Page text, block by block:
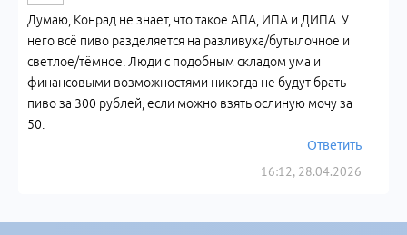
16:12, 28.04.2026
Думаю, Конрад не знает, что такое АПА, ИПА и ДИПА. У
него всё пиво разделяется на разливуха/бутылочное и
светлое/тёмное. Люди с подобным складом ума и
финансовыми возможностями никогда не будут брать
пиво за 300 рублей, если можно взять ослиную мочу за
50.
Ответить